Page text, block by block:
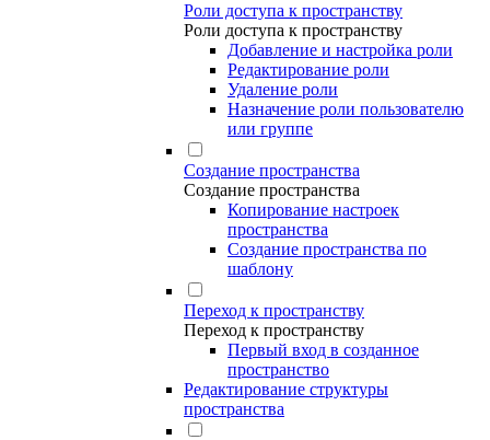
Роли доступа к пространству
Роли доступа к пространству
Добавление и настройка роли
Редактирование роли
Удаление роли
Назначение роли пользователю
или группе
Создание пространства
Создание пространства
Копирование настроек
пространства
Создание пространства по
шаблону
Переход к пространству
Переход к пространству
Первый вход в созданное
пространство
Редактирование структуры
пространства